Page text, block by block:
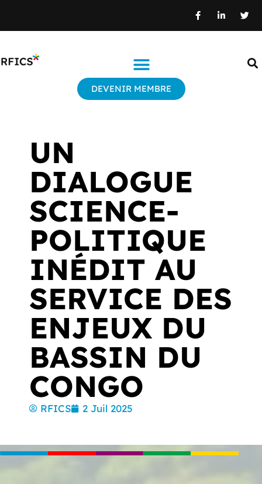
DEVENIR MEMBRE
UN
DIALOGUE
SCIENCE-
POLITIQUE
INÉDIT AU
SERVICE DES
ENJEUX DU
BASSIN DU
CONGO
RFICS 2 Juil 2025